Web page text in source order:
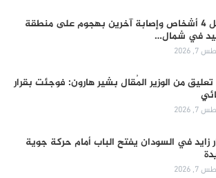
مقتل 4 أشخاص وإصابة آخرين بهجوم على منطقة
في شمال…
2026
من الوزير المُقال بشير هارون: فوجئت بقرار
2026
زايد في السودان يفتح الباب أمام حركة جوية
2026